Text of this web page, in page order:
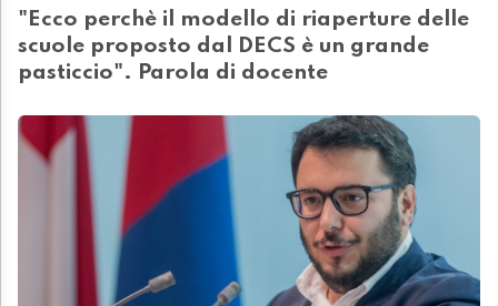
"Ecco perchè il modello di riaperture delle
scuole proposto dal DECS è un grande
pasticcio". Parola di docente